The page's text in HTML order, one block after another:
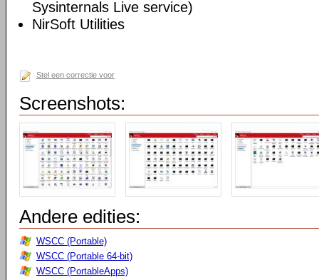
Sysinternals Live service)
NirSoft Utilities
Stel een correctie voor
Screenshots:
Andere edities:
WSCC (Portable)
WSCC (Portable 64-bit)
WSCC (PortableApps)